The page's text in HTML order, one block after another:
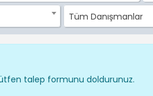
Tüm Danışmanlar
talep formunu doldurunuz.